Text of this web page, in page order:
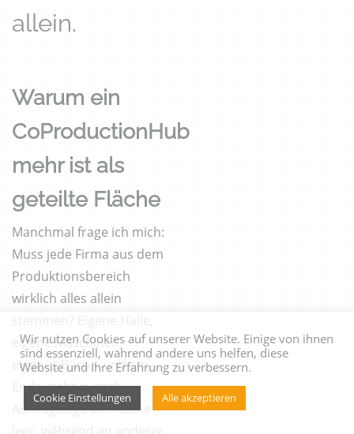
allein.
Warum ein
CoProductionHub
mehr ist als
geteilte Fläche
Manchmal frage ich mich:
Muss jede Firma aus dem
Produktionsbereich
wirklich alles allein
eigene Maschinen,
eigenes Büro – und am
Ende steht je nach
Auftragslage viel Fläche
Wir nutzen Cookies auf unserer Website. Einige von ihnen
sind essenziell, während andere uns helfen, diese
Website und Ihre Erfahrung zu verbessern.
Cookie Einstellungen Alle akzeptieren